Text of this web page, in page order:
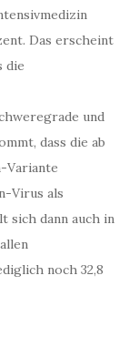
Das erscheint
die
und
dass die ab
Variante
Virus als
sich dann auch in
noch 32,8